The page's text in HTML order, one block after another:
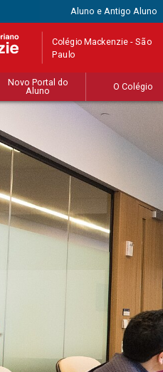
Aluno e Antigo Aluno
Colégio Mackenzie - São
Paulo
Novo Portal do
Aluno
O Colégio